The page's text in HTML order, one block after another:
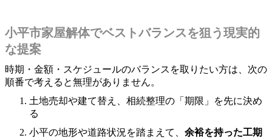
小平市家屋解体でベストバランスを狙う現実的
な提案
時期・金額・スケジュールのバランスを取りたい方は、次の
順番で考えると無理がありません。
土地売却や建て替え、相続整理の「期限」を先に決め
る
小平の地形や道路状況を踏まえて、 余裕を持った工期